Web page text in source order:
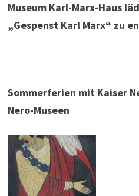
Museum Karl-Marx-Haus
„Gespenst Karl Marx“ zu
Sommerferien mit Kaiser
Nero-Museen